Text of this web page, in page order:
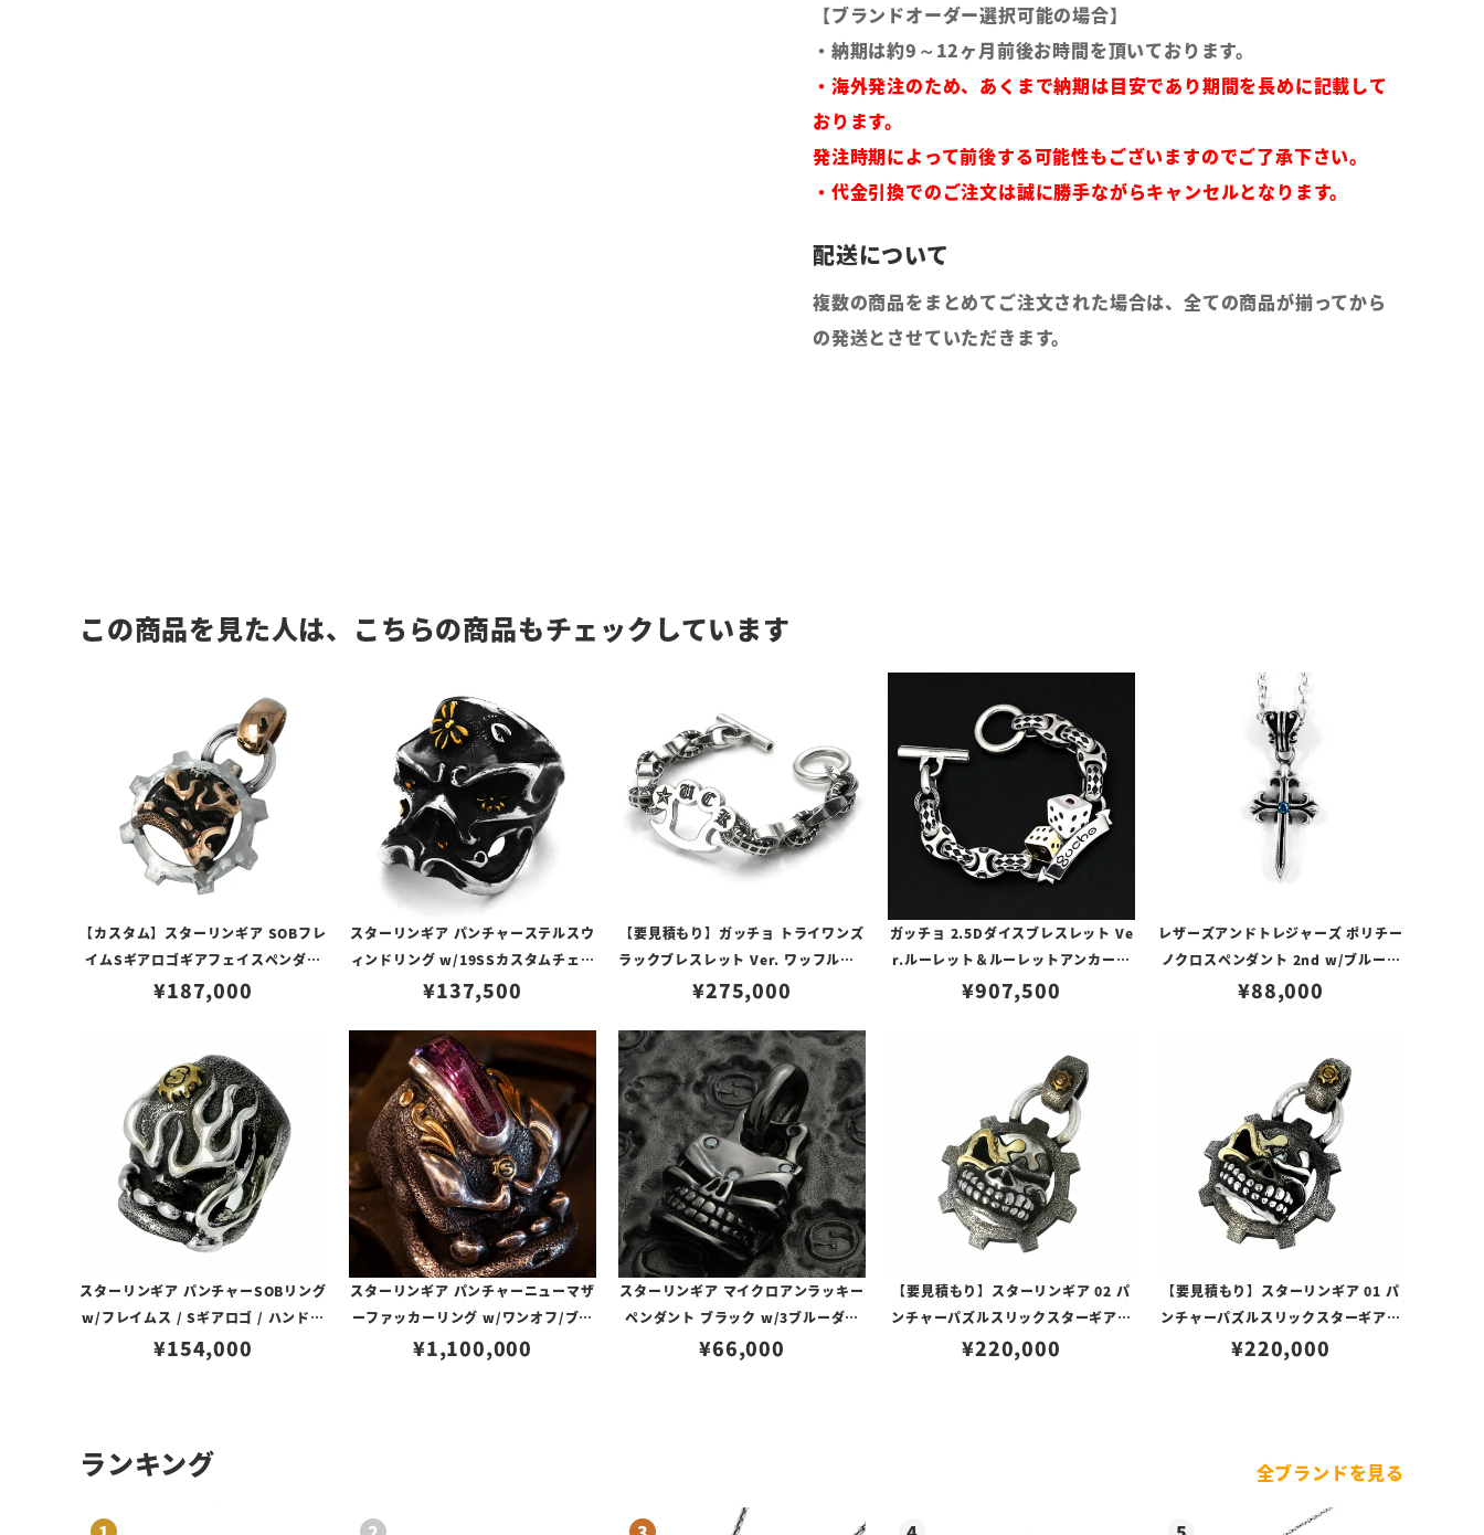
【ブランドオーダー選択可能の場合】
・納期は約9～12ヶ月前後お時間を頂いております。
・海外発注のため、あくまで納期は目安であり期間を長めに記載して
おります。
発注時期によって前後する可能性もございますのでご了承下さい。
・代金引換でのご注文は誠に勝手ながらキャンセルとなります。
複数の商品をまとめてご注文された場合は、全ての商品が揃ってから
の発送とさせていただきます。
この商品を見た人は、こちらの商品もチェックしています
【カスタム】スターリンギア SOBフレ
イムSギアロゴギアフェイスペンダン
トコパー＆シルバー w/スピニングテ
¥187,000
スターリンギア パンチャーステルスウ
ィンドリング w/19SSカスタムチェリ
ーブロッサム
¥137,500
【要見積もり】ガッチョ トライワンズ
ラックブレスレット Ver. ワッフル＆G
アンカーリンク
¥275,000
ガッチョ 2.5Dダイスブレスレット Ve
r.ルーレット＆ルーレットアンカーリ
ンク w/K18ライトダイス / レフトダ
¥907,500
レザーズアンドトレジャーズ ポリチー
ノクロスペンダント 2nd w/ブルーダ
イヤモンド（トップのみ）
¥88,000
スターリンギア パンチャーSOBリング
w/フレイムス / Sギアロゴ / ハンドテ
クスチャー
¥154,000
スターリンギア パンチャーニューマザ
ーファッカーリング w/ワンオフ/ブラ
スアンティークパーツ＆Sギアロゴ/モ
¥1,100,000
スターリンギア マイクロアンラッキー
ペンダント ブラック w/3ブルーダイ
ヤ
¥66,000
【要見積もり】スターリンギア 02 パ
ンチャーパズルスリックスターギアフ
ェイスペンダント w/1ポイントブラス
¥220,000
【要見積もり】スターリンギア 01 パ
ンチャーパズルスリックスターギアフ
ェイスペンダント w/1ポイントブラス
¥220,000
ランキング 全ブランドを見る